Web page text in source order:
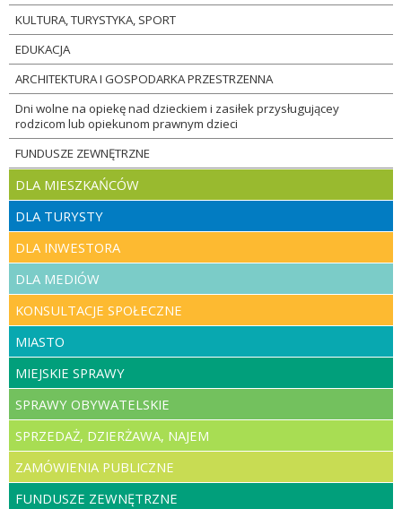
KULTURA, TURYSTYKA, SPORT
EDUKACJA
ARCHITEKTURA I GOSPODARKA PRZESTRZENNA
Dni wolne na opiekę nad dzieckiem i zasiłek przysługującey
rodzicom lub opiekunom prawnym dzieci
FUNDUSZE ZEWNĘTRZNE
DLA MIESZKAŃCÓW
DLA TURYSTY
DLA INWESTORA
DLA MEDIÓW
KONSULTACJE SPOŁECZNE
MIASTO
MIEJSKIE SPRAWY
SPRAWY OBYWATELSKIE
SPRZEDAŻ, DZIERŻAWA, NAJEM
ZAMÓWIENIA PUBLICZNE
FUNDUSZE ZEWNĘTRZNE